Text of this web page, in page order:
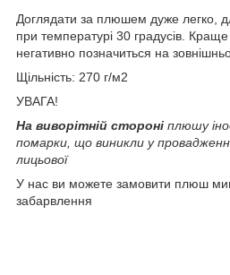
Доглядати за плюшем дуже легко,
при температурі 30 градусів.
негативно позначиться на
Щільність: 270 г/м2
УВАГА!
На виворітній стороні плюшу
помарки, що виникли у
лицьової
У нас ви можете замовити плюш
забарвлення